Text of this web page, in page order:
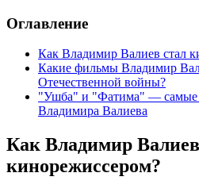
Оглавление
Как Владимир Валиев стал
Какие фильмы Владимир
Отечественной войны?
"Ушба" и "Фатима" — самые
Владимира Валиева
Как Владимир
кинорежиссером?